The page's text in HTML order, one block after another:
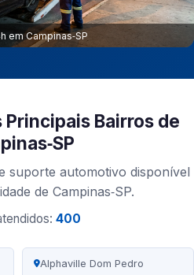
em Campinas‑SP
Bairros de
suporte automotivo disponível
de Campinas‑SP.
400
Alphaville Dom Pedro